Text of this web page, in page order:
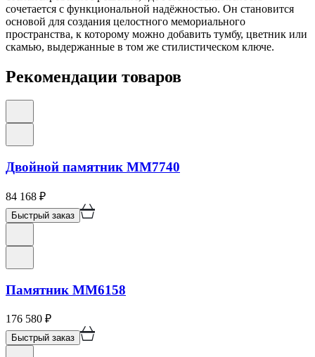
сочетается с функциональной надёжностью. Он становится
основой для создания целостного мемориального
пространства, к которому можно добавить тумбу, цветник или
скамью, выдержанные в том же стилистическом ключе.
Рекомендации товаров
Двойной памятник ММ7740
84 168 ₽
Быстрый заказ
Памятник ММ6158
176 580 ₽
Быстрый заказ